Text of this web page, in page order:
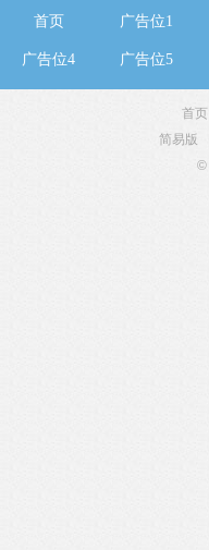
首页 广告位1
广告位4 广告位5
首页
简易版
©